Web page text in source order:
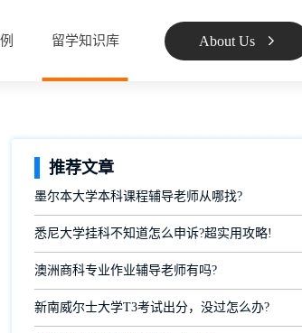
留学知识库 About Us
推荐文章
墨尔本大学本科课程辅导老师从哪找?
悉尼大学挂科不知道怎么申诉?超实用攻略!
澳洲商科专业作业辅导老师有吗?
新南威尔士大学T3考试出分，没过怎么办?